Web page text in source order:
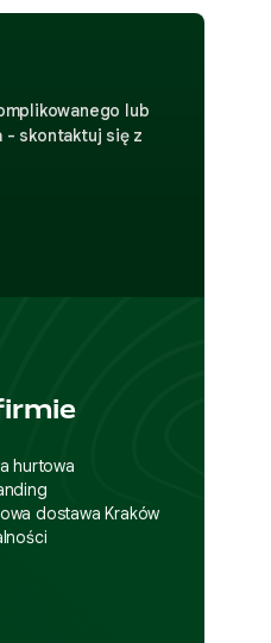
lub
- skontaktuj się z
hurtowa
dostawa Kraków